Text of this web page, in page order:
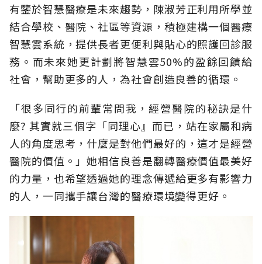
有鑒於智慧醫療是未來趨勢，陳淑芳正利用所學並
結合學校、醫院、社區等資源，積極建構一個醫療
智慧雲系統，提供長者更便利與貼心的照護回診服
務。而未來她更計劃將智慧雲50%的盈餘回饋給
社會，幫助更多的人，為社會創造良善的循環。
「很多同行的前輩常問我，經營醫院的秘訣是什
麼? 其實就三個字「同理心』而已，站在家屬和病
人的角度思考，什麼是對他們最好的，這才是經營
醫院的價值。」她相信良善是翻轉醫療價值最美好
的力量，也希望透過她的理念傳遞給更多有影響力
的人，一同攜手讓台灣的醫療環境變得更好。